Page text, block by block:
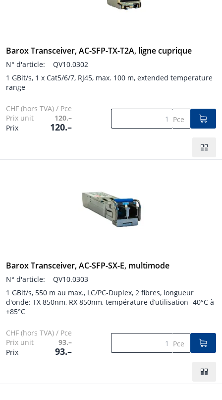
Barox Transceiver, AC-SFP-TX-T2A, ligne cuprique
N° d'article:
QV10.0302
1 GBit/s, 1 x Cat5/6/7, RJ45, max. 100 m, extended temperature
range
CHF (hors TVA) / Pce
Prix unit
120.–
Prix
120.–
Pce
Barox Transceiver, AC-SFP-SX-E, multimode
N° d'article:
QV10.0303
1 GBit/s, 550 m au max., LC/PC-Duplex, 2 fibres, longueur
d'onde: TX 850nm, RX 850nm, température d’utilisation -40°C à
+85°C
CHF (hors TVA) / Pce
Prix unit
93.–
Prix
93.–
Pce